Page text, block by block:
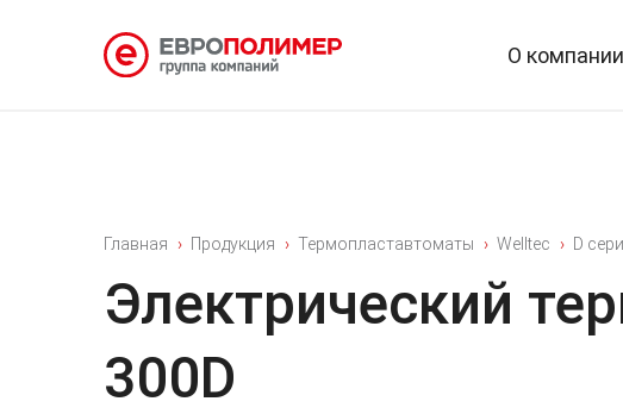
О компании
Главная Продукция Термопластавтоматы Welltec D
Электрический
300D